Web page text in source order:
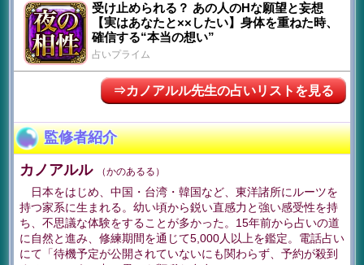
受け止められる？ あの人のHな願望と妄想
【実はあなたと××したい】身体を重ねた時、
確信する“本当の想い”
占いプライム
⇒カノアルル先生の占いリストを見る
監修者紹介
カノアルル （かのあるる）
日本をはじめ、中国・台湾・韓国など、東洋諸所にルーツを
持つ家系に生まれる。幼い頃から鋭い直感力と強い感受性を持
ち、不思議な体験をすることが多かった。15年前から占いの道
に自然と進み、修練期間を通じて5,000人以上を鑑定。電話占い
にて「待機予定が公開されていないにも関わらず、予約が殺到